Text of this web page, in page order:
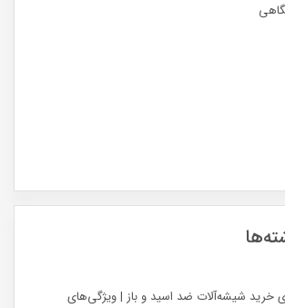
خرید شیشه‌آلات ضد اسید و باز | ویژگی‌های